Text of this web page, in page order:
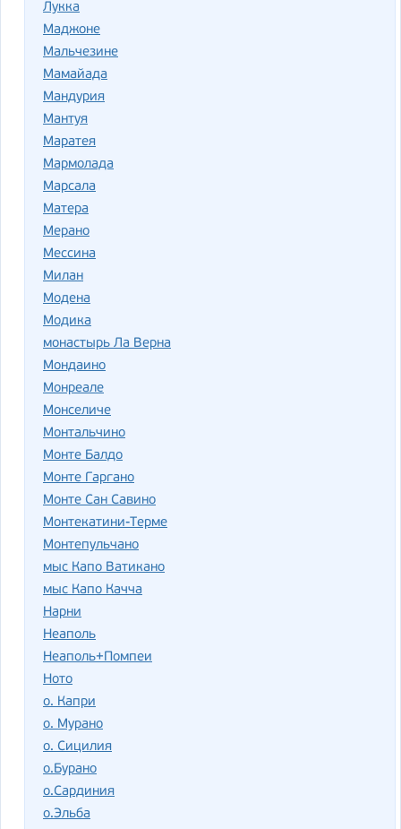
Лукка
Маджоне
Мальчезине
Мамайада
Мандурия
Мантуя
Маратея
Мармолада
Марсала
Матера
Мерано
Мессина
Милан
Модена
Модика
монастырь Ла Верна
Мондаино
Монреале
Монселиче
Монтальчино
Монте Балдо
Монте Гаргано
Монте Сан Савино
Монтекатини-Терме
Монтепульчано
мыс Капо Ватикано
мыс Капо Качча
Нарни
Неаполь
Неаполь+Помпеи
Ното
о. Капри
о. Мурано
о. Сицилия
о.Бурано
о.Сардиния
о.Эльба